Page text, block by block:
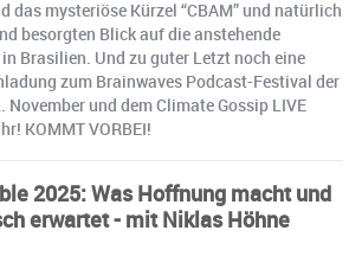
das mysteriöse Kürzel “CBAM” und natürlich
besorgten Blick auf die anstehende
Brasilien. Und zu guter Letzt noch eine
zum Brainwaves Podcast-Festival der
November und dem Climate Gossip LIVE
KOMMT VORBEI!
2025: Was Hoffnung macht und
erwartet - mit Niklas Höhne